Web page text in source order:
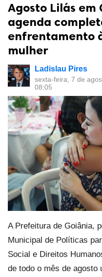
Agosto Lilás em
agenda
enfrentamento
mulher
Ladislau Pires
sexta-feira, 7 de
08:05
A Prefeitura de Goiânia,
Municipal de Políticas
Social e Direitos
de todo o mês de agosto